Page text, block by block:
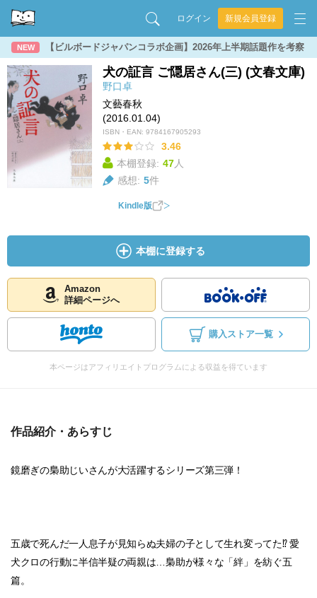
ログイン 新規会員登録
NEW 【ビルボードジャパンコラボ企画】2026年上半期話題作を考察
犬の証言 ご隠居さん(三) (文春文庫)
野口卓
文藝春秋
(2016.01.04)
ISBN・EAN: 9784167905293
3.46
本棚登録: 47人
感想: 5件
Kindle版
本棚に登録する
Amazon
詳細ページへ
購入ストア一覧
本ページはアフィリエイトプログラムによる収益を得ています
作品紹介・あらすじ
鏡磨ぎの梟助じいさんが大活躍するシリーズ第三弾！
五歳で死んだ一人息子が見知らぬ夫婦の子として生れ変ってた⁉ 愛
犬クロの行動に半信半疑の両親は…梟助が様々な「絆」を紡ぐ五
篇。